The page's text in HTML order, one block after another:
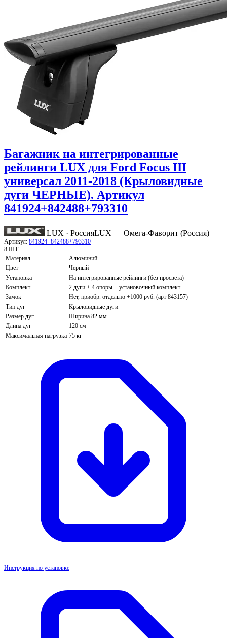
Багажник на интегрированные
рейлинги LUX для Ford Focus III
универсал 2011-2018 (Крыловидные
дуги ЧЕРНЫЕ). Артикул
841924+842488+793310
LUX · РоссияLUX — Омега-Фаворит (Россия)
Артикул: 841924+842488+793310
8 ШТ
Материал
Алюминий
Цвет
Черный
Установка
На интегрированные рейлинги (без просвета)
Комплект
2 дуги + 4 опоры + установочный комплект
Замок
Нет, приобр. отдельно +1000 руб. (арт 843157)
Тип дуг
Крыловидные дуги
Размер дуг
Ширина 82 мм
Длина дуг
120 см
Максимальная нагрузка 75 кг
Инструкция по установке